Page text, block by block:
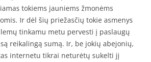
tokiems jauniems žmonėms
Ir dėl šių priežasčių tokie asmenys
tinkamu metu pervesti į paslaugų
reikalingą sumą. Ir, be jokių abejonių,
internetu tikrai neturėtų sukelti jį